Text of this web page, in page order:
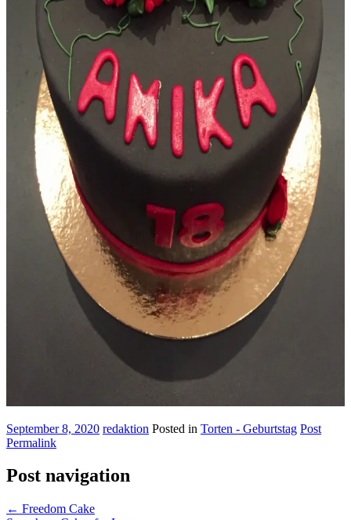
September 8, 2020 redaktion Posted in Torten - Geburtstag Post
Permalink
Post navigation
← Freedom Cake